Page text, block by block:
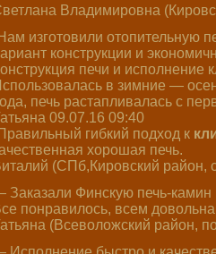
Владимировна
изготовили отопительную
конструкции и
печи и исполнение
в зимние —
печь растапливалась с
09.07.16 09:40
гибкий подход к
хорошая печь.
(СПб,Кировский район,
Заказали Финскую печь-камин
понравилось, всем
(Всеволожский район,